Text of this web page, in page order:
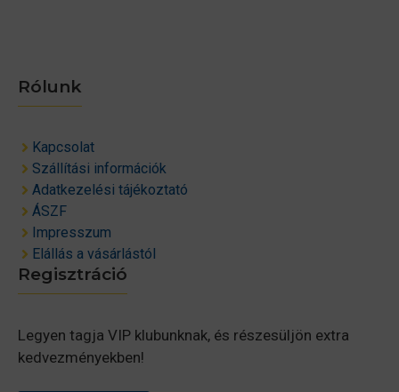
Rólunk
Kapcsolat
Szállítási információk
Adatkezelési tájékoztató
ÁSZF
Impresszum
Elállás a vásárlástól
Regisztráció
Legyen tagja VIP klubunknak, és részesüljön extra
kedvezményekben!